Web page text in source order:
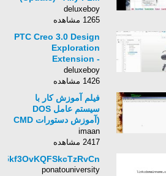
Lunch Bytes
deluxeboy
1265 مشاهده
PTC Creo 3.0 Design
Exploration
Extension -
İnformatik
deluxeboy
1426 مشاهده
فیلم آموزش کار با
سیستم عامل DOS
(آموزش دستورات CMD
)به زبان فارسی - قسمت
13
imaan
2417 مشاهده
ponatouniversity